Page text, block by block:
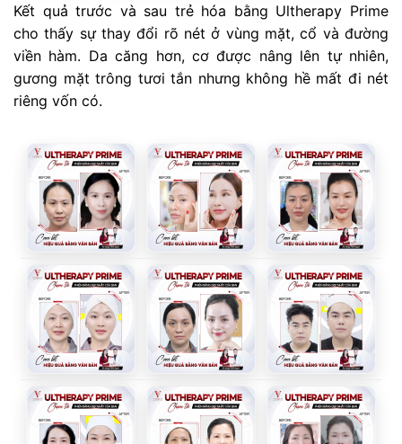
Kết quả trước và sau trẻ hóa bằng Ultherapy Prime
cho thấy sự thay đổi rõ nét ở vùng mặt, cổ và đường
viền hàm. Da căng hơn, cơ được nâng lên tự nhiên,
gương mặt trông tươi tắn nhưng không hề mất đi nét
riêng vốn có.